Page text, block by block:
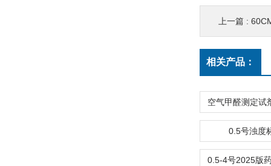
上一篇 :
相关产品：
0.5号浊度